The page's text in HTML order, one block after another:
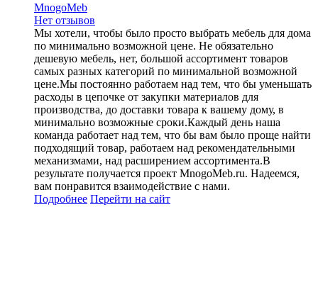
MnogoMeb
Нет отзывов
Мы хотели, чтобы было просто выбрать мебель для дома
по минимально возможной цене. Не обязательно
дешевую мебель, нет, большой ассортимент товаров
самых разных категорий по минимальной возможной
цене.Мы постоянно работаем над тем, что бы уменьшать
расходы в цепочке от закупки материалов для
производства, до доставки товара к вашему дому, в
минимально возможные сроки.Каждый день наша
команда работает над тем, что бы вам было проще найти
подходящий товар, работаем над рекомендательными
механизмами, над расширением ассортимента.В
результате получается проект MnogoMeb.ru. Надеемся,
вам понравится взаимодействие с нами.
Подробнее Перейти на сайт